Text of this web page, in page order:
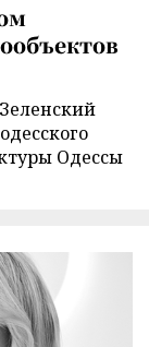
Одессы